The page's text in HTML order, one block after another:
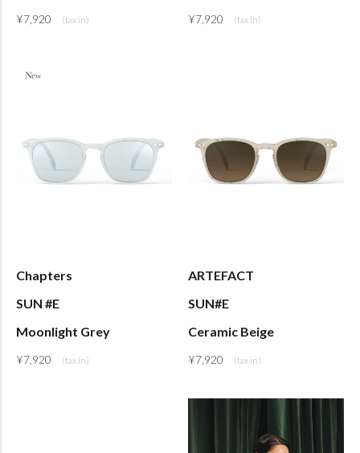
¥7,920 ¥7,920
Chapters
SUN #E
Moonlight Grey
¥7,920
ARTEFACT
SUN#E
Ceramic Beige
¥7,920